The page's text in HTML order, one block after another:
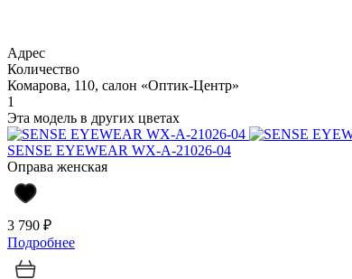
Адрес
Количество
Комарова, 110, салон «Оптик-Центр»
1
Эта модель в других цветах
SENSE EYEWEAR WX-A-21026-04
Оправа женская
3 790 ₽
Подробнее